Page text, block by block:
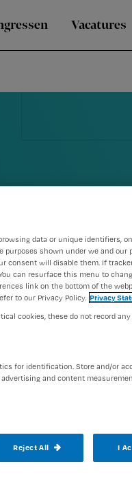
Vacatures
wezens.
data or unique identifiers,
purposes shown under we and our
consent will disable them. If
can resurface this menu to
link on the bottom of the
to our Privacy Policy. Privacy
cookies, these do not record
for identification. Store and/or
and content
Reject All I